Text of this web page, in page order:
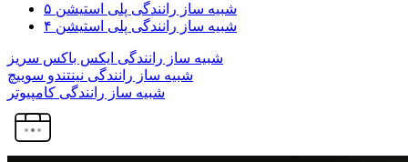
شبیه ساز رانندگی پلی استیشن ۵
شبیه ساز رانندگی پلی استیشن ۴
شبیه ساز رانندگی ایکس باکس سریز
شبیه ساز رانندگی نینتندو سوییچ
شبیه ساز رانندگی کامپیوتر